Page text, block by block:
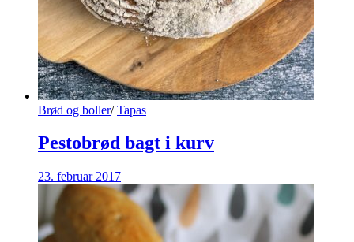
Brød og boller/ Tapas
Pestobrød bagt i kurv
23. februar 2017